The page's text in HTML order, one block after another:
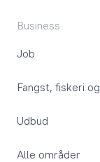
Business
Job
Fangst, fiskeri
Udbud
Alle områder